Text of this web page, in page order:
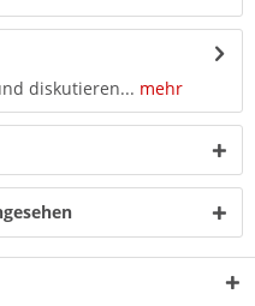
diskutieren... mehr